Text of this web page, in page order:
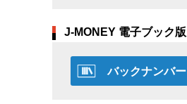
J-MONEY 電子ブック版
バックナンバー